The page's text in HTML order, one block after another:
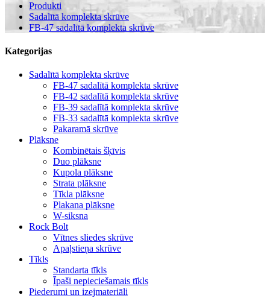
Produkti
Sadalītā komplekta skrūve
FB-47 sadalītā komplekta skrūve
Kategorijas
Sadalītā komplekta skrūve
FB-47 sadalītā komplekta skrūve
FB-42 sadalītā komplekta skrūve
FB-39 sadalītā komplekta skrūve
FB-33 sadalītā komplekta skrūve
Pakaramā skrūve
Plāksne
Kombinētais šķīvis
Duo plāksne
Kupola plāksne
Strata plāksne
Tīkla plāksne
Plakana plāksne
W-siksna
Rock Bolt
Vītnes sliedes skrūve
Apaļstieņa skrūve
Tīkls
Standarta tīkls
Īpaši nepieciešamais tīkls
Piederumi un izejmateriāli